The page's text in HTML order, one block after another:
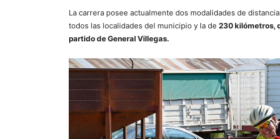
La carrera posee actualmente dos modalidades de
todos las localidades del municipio y la de 230 kilómetros,
partido de General Villegas.